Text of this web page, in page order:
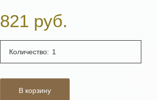
821 руб.
Количество:
В корзину